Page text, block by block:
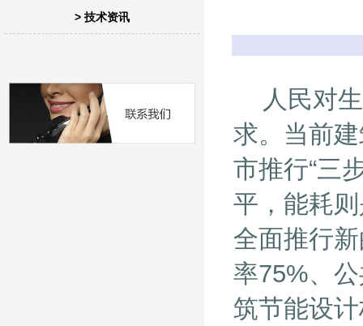
> 技术资讯
人民对生
求。当前
市推行“三
平，能耗
全面推行
率75%、
筑节能设